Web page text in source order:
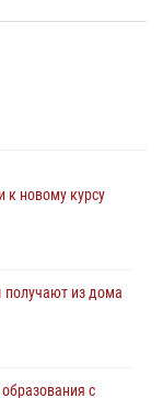
к новому курсу
из дома
с